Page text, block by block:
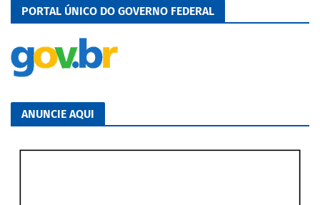
PORTAL ÚNICO DO GOVERNO FEDERAL
ANUNCIE AQUI